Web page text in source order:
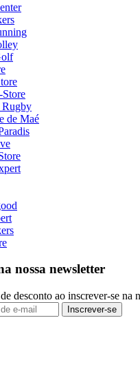
Rugby
de Maé
nossa newsletter
desconto ao inscrever-se na
Inscrever-se